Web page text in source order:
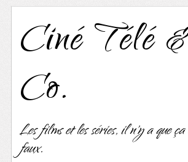
Ciné Télé
Co.
Les films et les séries, il n'y a que
faux.